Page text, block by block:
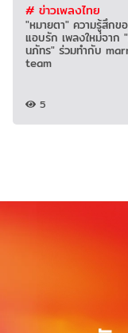
# ข่าวเพลงไทย
"หมายตา" ความรู้สึกข
แอบรัก เพลงใหม่จาก
นภัทร" ร่วมทำกับ
team
5